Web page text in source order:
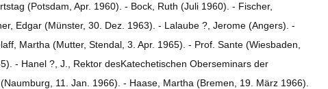
(Potsdam, Apr. 1960). - Bock, Ruth (Juli 1960). - Fischer,
Edgar (Münster, 30. Dez. 1963). - Lalaube ?, Jerome (Angers). -
Martha (Mutter, Stendal, 3. Apr. 1965). - Prof. Sante (Wiesbaden,
- Hanel ?, J., Rektor desKatechetischen Oberseminars der
11. Jan. 1966). - Haase, Martha (Bremen, 19. März 1966).